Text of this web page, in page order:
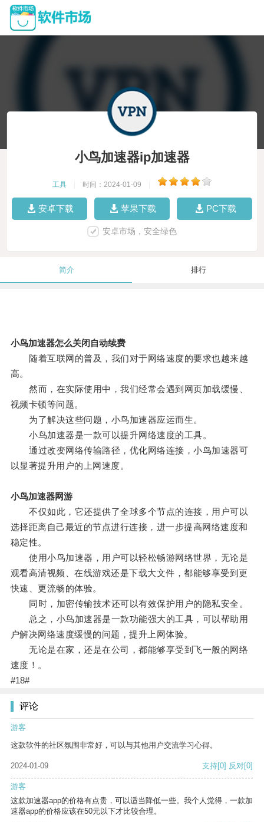
小鸟加速器ip加速器
工具 时间：2024-01-09
安卓下载 苹果下载 PC下载
安卓市场，安全绿色
简介 排行
小鸟加速器怎么关闭自动续费
随着互联网的普及，我们对于网络速度的要求也越来越
高。
然而，在实际使用中，我们经常会遇到网页加载缓慢、
视频卡顿等问题。
为了解决这些问题，小鸟加速器应运而生。
小鸟加速器是一款可以提升网络速度的工具。
通过改变网络传输路径，优化网络连接，小鸟加速器可
以显著提升用户的上网速度。
小鸟加速器网游
不仅如此，它还提供了全球多个节点的连接，用户可以
选择距离自己最近的节点进行连接，进一步提高网络速度和
稳定性。
使用小鸟加速器，用户可以轻松畅游网络世界，无论是
观看高清视频、在线游戏还是下载大文件，都能够享受到更
快速、更流畅的体验。
同时，加密传输技术还可以有效保护用户的隐私安全。
总之，小鸟加速器是一款功能强大的工具，可以帮助用
户解决网络速度缓慢的问题，提升上网体验。
无论是在家，还是在公司，都能够享受到飞一般的网络
速度！。
#18#
评论
游客
这款软件的社区氛围非常好，可以与其他用户交流学习心得。
2024-01-09 支持[0] 反对[0]
游客
这款加速器app的价格有点贵，可以适当降低一些。我个人觉得，一款加
速器app的价格应该在50元以下才比较合理。